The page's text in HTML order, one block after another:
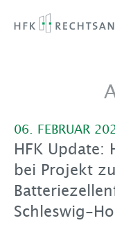
06. FEBRUAR
HFK Update:
bei Projekt
Schleswig-